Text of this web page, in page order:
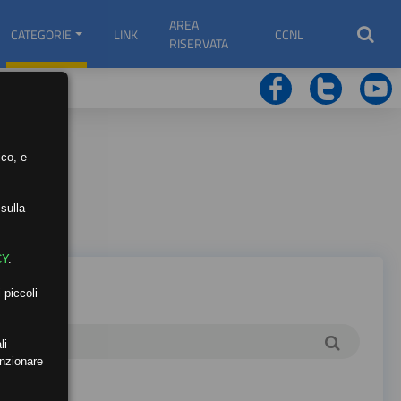
CATEGORIE LINK
AREA
RISERVATA
CCNL
e
.
piccoli